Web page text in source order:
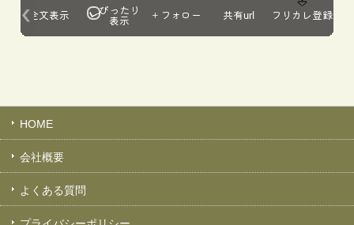
HOME
会社概要
よくある質問